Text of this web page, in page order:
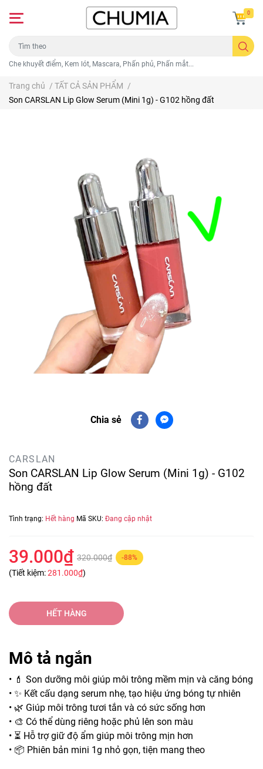
Che khuyết điểm, Kem lót, Mascara, Phấn phủ, Phấn mắt...
0
Trang chủ / TẤT CẢ SẢN PHẨM /
Son CARSLAN Lip Glow Serum (Mini 1g) - G102 hồng đất
Chia sẻ
CARSLAN
Son CARSLAN Lip Glow Serum (Mini 1g) - G102
hồng đất
Tình trạng: Hết hàng Mã SKU: Đang cập nhật
39.000₫ 320.000₫ -88%
(Tiết kiệm:281.000₫)
HẾT HÀNG
Mô tả ngắn
• 💄 Son dưỡng môi giúp môi trông mềm mịn và căng bóng
• ✨ Kết cấu dạng serum nhẹ, tạo hiệu ứng bóng tự nhiên
• 🌿 Giúp môi trông tươi tắn và có sức sống hơn
• 🎨 Có thể dùng riêng hoặc phủ lên son màu
• ⏳ Hỗ trợ giữ độ ẩm giúp môi trông mịn hơn
• 📦 Phiên bản mini 1g nhỏ gọn, tiện mang theo